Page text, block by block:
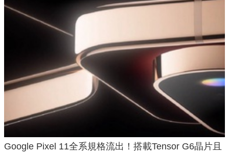
Google Pixel 11全系規格流出！搭載Tensor G6晶片且